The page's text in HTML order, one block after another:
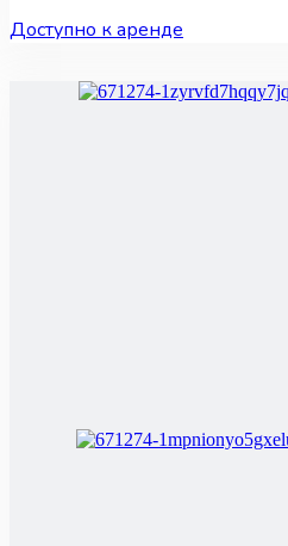
Доступно к аренде